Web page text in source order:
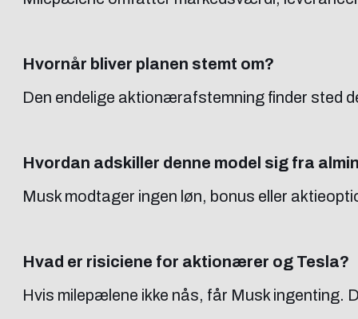
Hvornår bliver planen stemt om?
Den endelige aktionærafstemning finder sted
Hvordan adskiller denne model sig fra
Musk modtager ingen løn, bonus eller
Hvad er risiciene for aktionærer og Tesla?
Hvis milepælene ikke nås, får Musk